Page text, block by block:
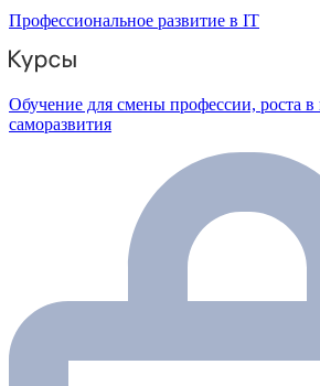
Профессиональное развитие в IT
Обучение для смены профессии, роста в
саморазвития